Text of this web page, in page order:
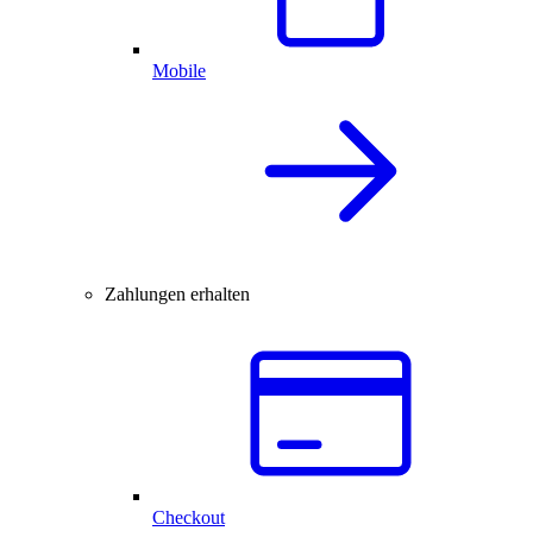
Mobile
Zahlungen erhalten
Checkout